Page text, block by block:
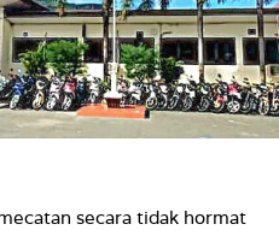
secara tidak hormat